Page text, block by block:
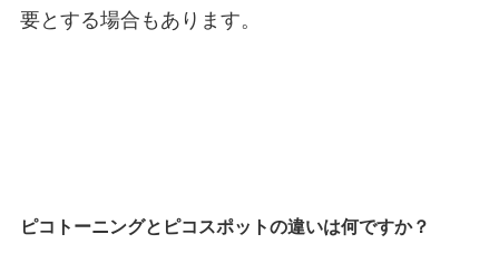
要とする場合もあります。
ピコトーニングとピコスポットの違いは何ですか？